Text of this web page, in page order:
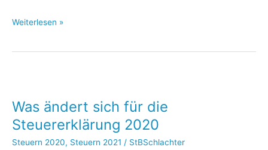
Weiterlesen »
Was ändert sich für die
Steuererklärung 2020
Steuern 2020, Steuern 2021 / StBSchlachter
sich
für
die
Steuererklärung